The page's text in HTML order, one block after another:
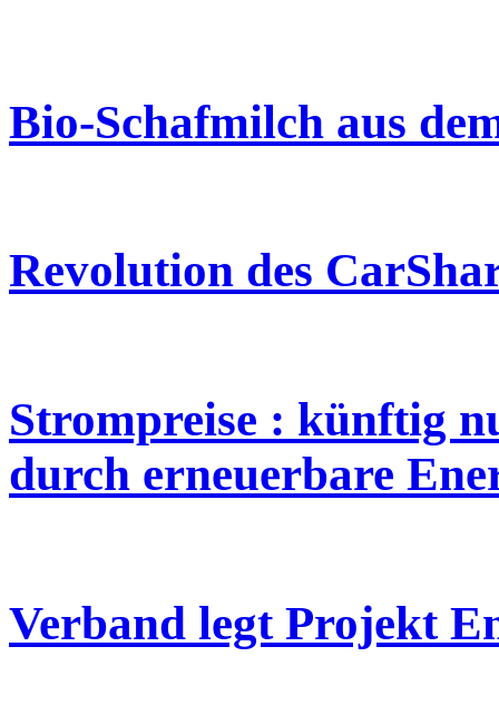
Bio-Schafmilch aus
Revolution des
Strompreise : künftig
durch erneuerbare
Verband legt Projekt